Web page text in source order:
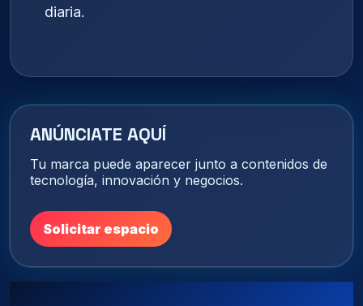
diaria.
ANÚNCIATE AQUÍ
Tu marca puede aparecer junto a contenidos de
tecnología, innovación y negocios.
Solicitar espacio